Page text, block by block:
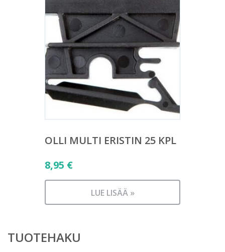
OLLI MULTI ERISTIN 25 KPL
8,95 €
LUE LISÄÄ »
TUOTEHAKU